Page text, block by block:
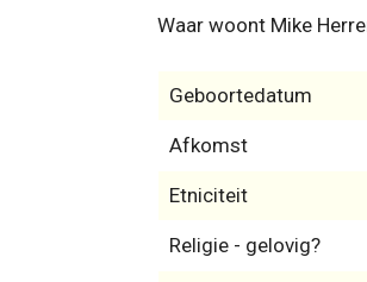
Waar woont Mike
Geboortedatum
Afkomst
Etniciteit
Religie - gelovig?